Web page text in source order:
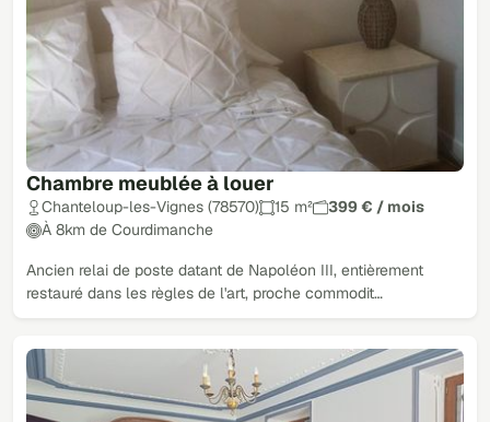
Chambre meublée à louer
Chanteloup-les-Vignes (78570) 15 m²
399 € / mois
À 8km de Courdimanche
Ancien relai de poste datant de Napoléon III, entièrement
restauré dans les règles de l'art, proche commodit…